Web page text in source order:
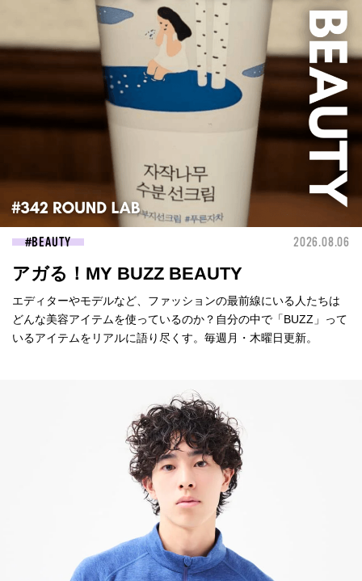
BEAUTY 2026.08.06
アガる！MY BUZZ BEAUTY
エディターやモデルなど、ファッションの最前線にいる人たちは
どんな美容アイテムを使っているのか？自分の中で「BUZZ」って
いるアイテムをリアルに語り尽くす。毎週月・木曜日更新。